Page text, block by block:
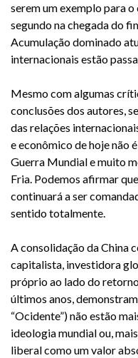
serem um exemplo para o
segundo na chegada do
Acumulação dominado
internacionais estão
Mesmo com algumas
conclusões dos autores,
das relações
e econômico de hoje não
Guerra Mundial e muito
Fria. Podemos afirmar
continuará a ser
sentido totalmente.
A consolidação da China
capitalista, investidora
próprio ao lado do
últimos anos,
“Ocidente”) não estão
ideologia mundial ou,
liberal como um valor